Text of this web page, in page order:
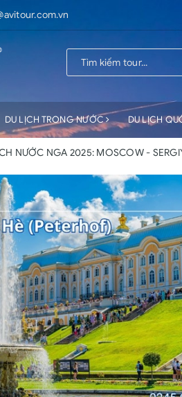
DU LỊCH TRONG NƯỚC DU LỊCH
NƯỚC NGA 2025: MOSCOW -